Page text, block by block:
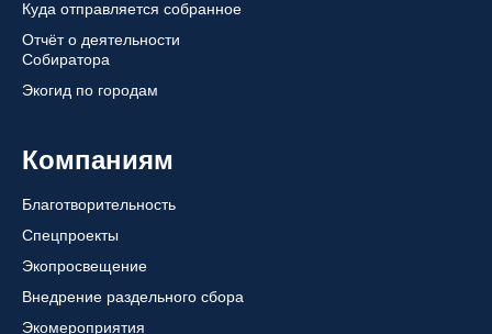
Куда отправляется собранное
Отчёт о деятельности
Собиратора
Экогид по городам
Компаниям
Благотворительность
Спецпроекты
Экопросвещение
Внедрение раздельного сбора
Экомероприятия